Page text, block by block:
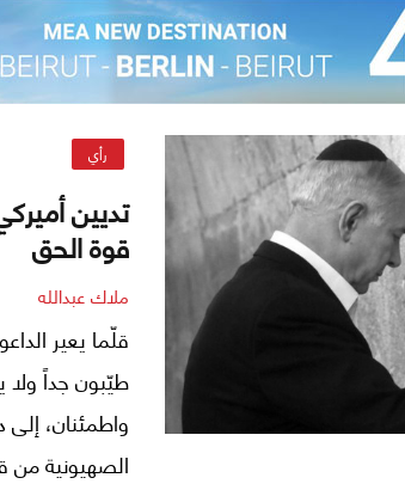
رأي
تديين
قوة الحق
ملاك عبدالله
قلّما يعير
طيّبون جداً ولا
واطمئنان، إلى
الصهيونية